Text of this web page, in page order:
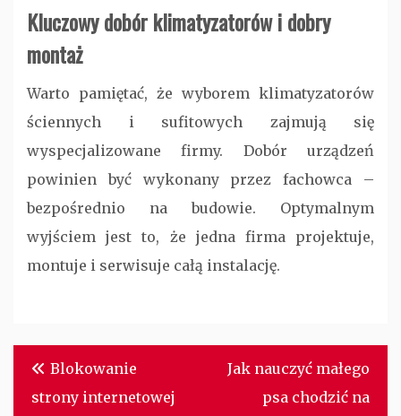
Kluczowy dobór klimatyzatorów i dobry
montaż
Warto pamiętać, że wyborem klimatyzatorów
ściennych i sufitowych zajmują się
wyspecjalizowane firmy. Dobór urządzeń
powinien być wykonany przez fachowca –
bezpośrednio na budowie. Optymalnym
wyjściem jest to, że jedna firma projektuje,
montuje i serwisuje całą instalację.
Nawigacja
wpisu
Blokowanie
strony internetowej
Jak nauczyć małego
psa chodzić na